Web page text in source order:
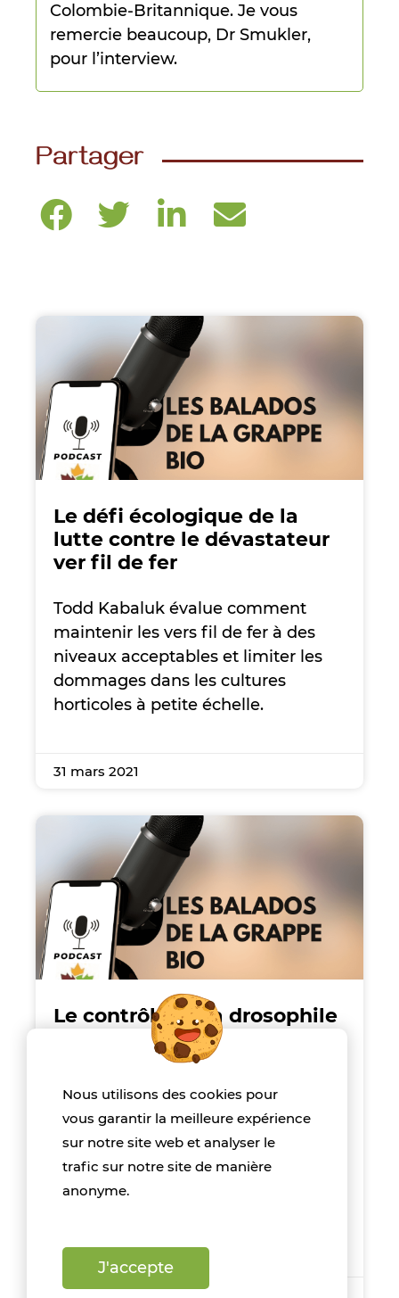
Colombie-Britannique. Je vous
remercie beaucoup, Dr Smukler,
pour l’interview.
Partager
Le défi écologique de la
lutte contre le dévastateur
ver fil de fer
Todd Kabaluk évalue comment
maintenir les vers fil de fer à des
niveaux acceptables et limiter les
dommages dans les cultures
horticoles à petite échelle.
31 mars 2021
Le contrôle de la drosophile
à ailes tachetées sous régie
biologique
Le Dr Chandra Moffat décrit la
recherche de stratégies multiples
pour la gestion de la drosophile à
sur les méthodes de contrôle
Nous utilisons des cookies pour
vous garantir la meilleure expérience
sur notre site web et analyser le
trafic sur notre site de manière
anonyme.
J'accepte